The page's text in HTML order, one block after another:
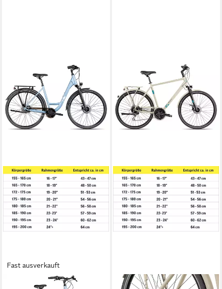
Fast ausverkauft
2R MANUFAKTUR 2R MANUFAKTUR